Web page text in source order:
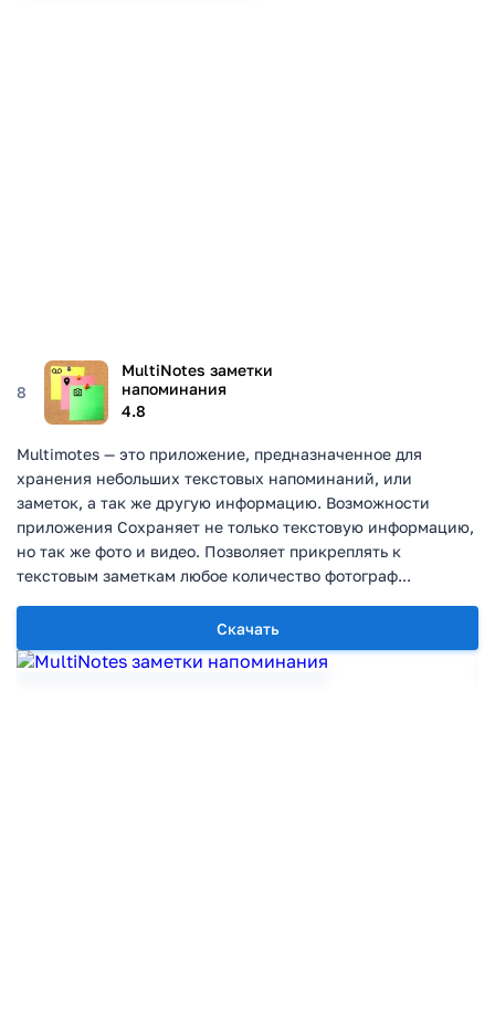
8
MultiNotes заметки
напоминания
4.8
Скачать
Multimotes — это приложение, предназначенное для
хранения небольших текстовых напоминаний, или
заметок, а так же другую информацию. Возможности
приложения Сохраняет не только текстовую информацию,
но так же фото и видео. Позволяет прикреплять к
текстовым заметкам любое количество фотограф...